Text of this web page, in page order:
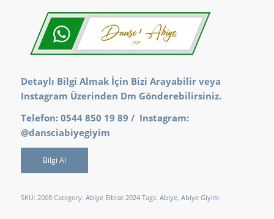
Detaylı Bilgi Almak İçin Bizi Arayabilir veya
Instagram Üzerinden Dm Gönderebilirsiniz.
Telefon: 0544 850 19 89 / Instagram:
@dansciabiyegiyim
Bilgi Al
SKU: 2008 Category: Abiye Elbise 2024 Tags: Abiye, Abiye Giyim